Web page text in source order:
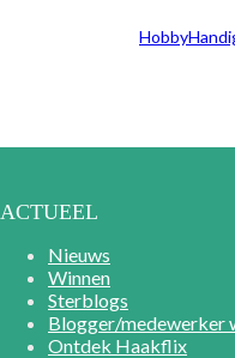
ACTUEEL
Nieuws
Winnen
Sterblogs
Blogger/medewerker
Ontdek Haakflix